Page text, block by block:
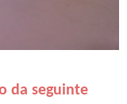
da seguinte